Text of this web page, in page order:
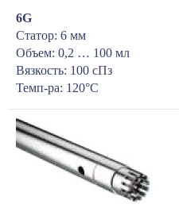
6G
Статор: 6 мм
Объем: 0,2 … 100 мл
Вязкость: 100 сПз
Темп-ра: 120°С